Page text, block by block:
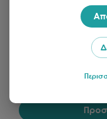
517-159-17073